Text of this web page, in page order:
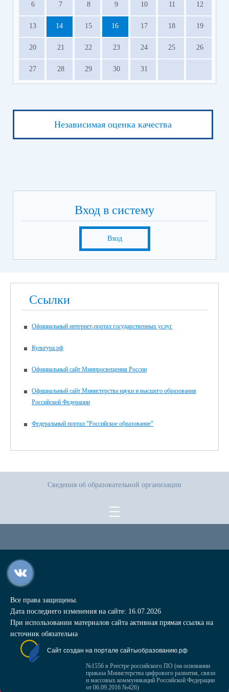
6 7 8 9 10 11 12
13 14 15 16 17 18 19
20 21 22 23 24 25 26
27 28 29 30 31
Независимая оценка качества
Вход в систему
Вход
Ссылки
Официальный интернет-портал государственных услуг
Культура.рф
Официальный сайт Минпросвещения России
Официальный сайт Министерства науки и высшего образования
Российской Федерации
Федеральный портал "Российское образование"
Сведения об образовательной организации
Все права защищены.
Дата последнего изменения на сайте: 16.07.2026
При использовании материалов сайта активная прямая ссылка на
источник обязательна
Сайт создан на портале сайтыобразованию.рф
№1556 в Реестре российского ПО (на основании
приказа Министерства цифрового развития, связи
и массовых коммуникаций Российской Федерации
от 06.09.2016 №426)